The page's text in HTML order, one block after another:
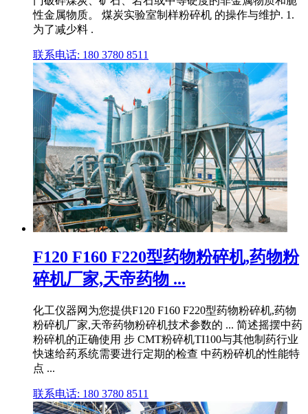
性金属物质。 煤炭实验室制样粉碎机 的操作与维护. 1.
为了减少料 .
联系电话: 180 3780 8511
F120 F160 F220型药物粉碎机,药物粉
碎机厂家,天帝药物 ...
化工仪器网为您提供F120 F160 F220型药物粉碎机,药物
粉碎机厂家,天帝药物粉碎机技术参数的 ... 简述摇摆中药
粉碎机的正确使用 步 CMT粉碎机TI100与其他制药行业
快速给药系统需要进行定期的检查 中药粉碎机的性能特
点 ...
联系电话: 180 3780 8511